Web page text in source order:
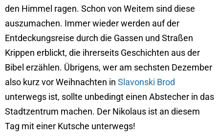
den Himmel ragen. Schon von Weitem sind diese
auszumachen. Immer wieder werden auf der
Entdeckungsreise durch die Gassen und Straßen
Krippen erblickt, die ihrerseits Geschichten aus der
Bibel erzählen. Übrigens, wer am sechsten Dezember
also kurz vor Weihnachten in Slavonski Brod
unterwegs ist, sollte unbedingt einen Abstecher in das
Stadtzentrum machen. Der Nikolaus ist an diesem
Tag mit einer Kutsche unterwegs!